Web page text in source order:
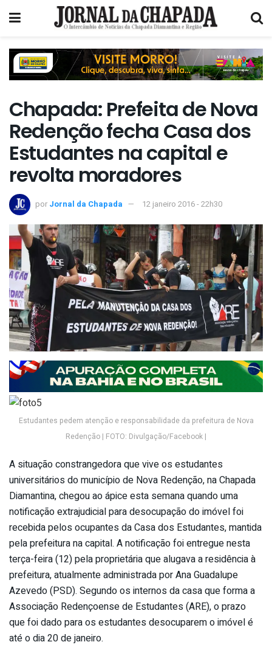
Chapada: Prefeita de Nova
Redenção fecha Casa dos
Estudantes na capital e
revolta moradores
por Jornal da Chapada 12 janeiro 2016 - 22h30
Estudantes pedem atenção e responsabilidade da prefeitura de Nova
Redenção | FOTO: Divulgação/Facebook |
A situação constrangedora que vive os estudantes
universitários do município de Nova Redenção, na Chapada
Diamantina, chegou ao ápice esta semana quando uma
notificação extrajudicial para desocupação do imóvel foi
recebida pelos ocupantes da Casa dos Estudantes, mantida
pela prefeitura na capital. A notificação foi entregue nesta
terça-feira (12) pela proprietária que alugava a residência à
prefeitura, atualmente administrada por Ana Guadalupe
Azevedo (PSD). Segundo os internos da casa que forma a
Associação Redençoense de Estudantes (ARE), o prazo
que foi dado para os estudantes desocuparem o imóvel é
até o dia 20 de janeiro.